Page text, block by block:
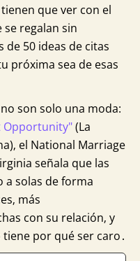
que ver con el
regalan sin
de 50 ideas de citas
próxima sea de esas
son solo una moda:
Opportunity"(La
el National Marriage
señala que las
a solas de forma
más
con su relación‚ y
por qué ser caro․